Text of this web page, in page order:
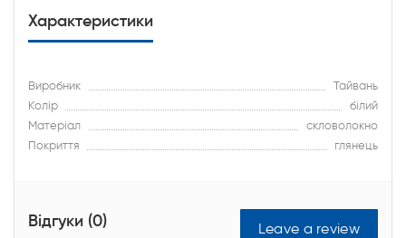
Характеристики
Виробник
Тайвань
Колір
білий
Матеріал
скловолокно
Покриття
глянець
Відгуки (0) Leave a review